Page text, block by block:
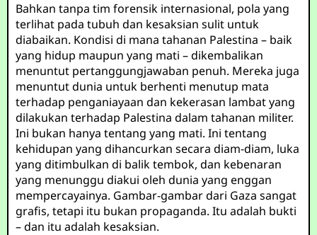
Bahkan tanpa tim forensik internasional, pola yang
terlihat pada tubuh dan kesaksian sulit untuk
diabaikan. Kondisi di mana tahanan Palestina – baik
yang hidup maupun yang mati – dikembalikan
menuntut pertanggungjawaban penuh. Mereka juga
menuntut dunia untuk berhenti menutup mata
terhadap penganiayaan dan kekerasan lambat yang
dilakukan terhadap Palestina dalam tahanan militer.
Ini bukan hanya tentang yang mati. Ini tentang
kehidupan yang dihancurkan secara diam-diam, luka
yang ditimbulkan di balik tembok, dan kebenaran
yang menunggu diakui oleh dunia yang enggan
mempercayainya. Gambar-gambar dari Gaza sangat
grafis, tetapi itu bukan propaganda. Itu adalah bukti
– dan itu adalah kesaksian.